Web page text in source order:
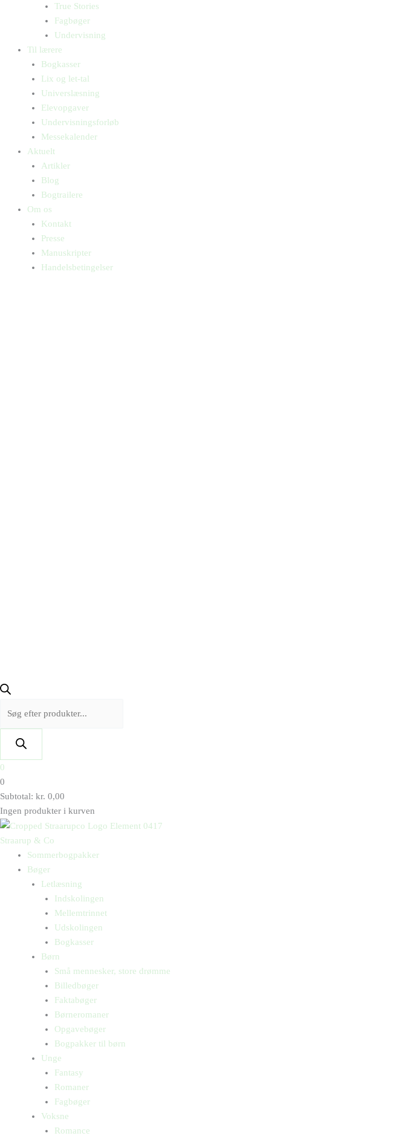
True Stories
Fagbøger
Undervisning
Til lærere
Bogkasser
Lix og let-tal
Universlæsning
Elevopgaver
Undervisningsforløb
Messekalender
Aktuelt
Artikler
Blog
Bogtrailere
Om os
Kontakt
Presse
Manuskripter
Handelsbetingelser
0
0
Subtotal: kr. 0,00
Ingen produkter i kurven
Straarup & Co
Sommerbogpakker
Bøger
Letlæsning
Indskolingen
Mellemtrinnet
Udskolingen
Bogkasser
Børn
Små mennesker, store drømme
Billedbøger
Faktabøger
Børneromaner
Opgavebøger
Bogpakker til børn
Unge
Fantasy
Romaner
Fagbøger
Voksne
Romance